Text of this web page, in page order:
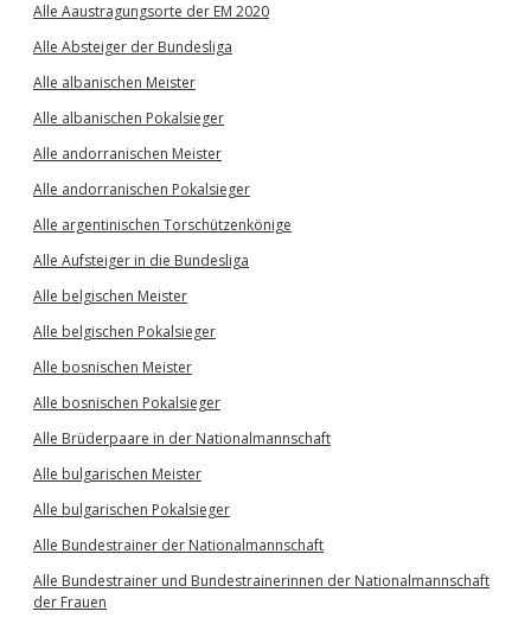
Alle Aaustragungsorte der EM 2020
Alle Absteiger der Bundesliga
Alle albanischen Meister
Alle albanischen Pokalsieger
Alle andorranischen Meister
Alle andorranischen Pokalsieger
Alle argentinischen Torschützenkönige
Alle Aufsteiger in die Bundesliga
Alle belgischen Meister
Alle belgischen Pokalsieger
Alle bosnischen Meister
Alle bosnischen Pokalsieger
Alle Brüderpaare in der Nationalmannschaft
Alle bulgarischen Meister
Alle bulgarischen Pokalsieger
Alle Bundestrainer der Nationalmannschaft
Alle Bundestrainer und Bundestrainerinnen der Nationalmannschaft
der Frauen